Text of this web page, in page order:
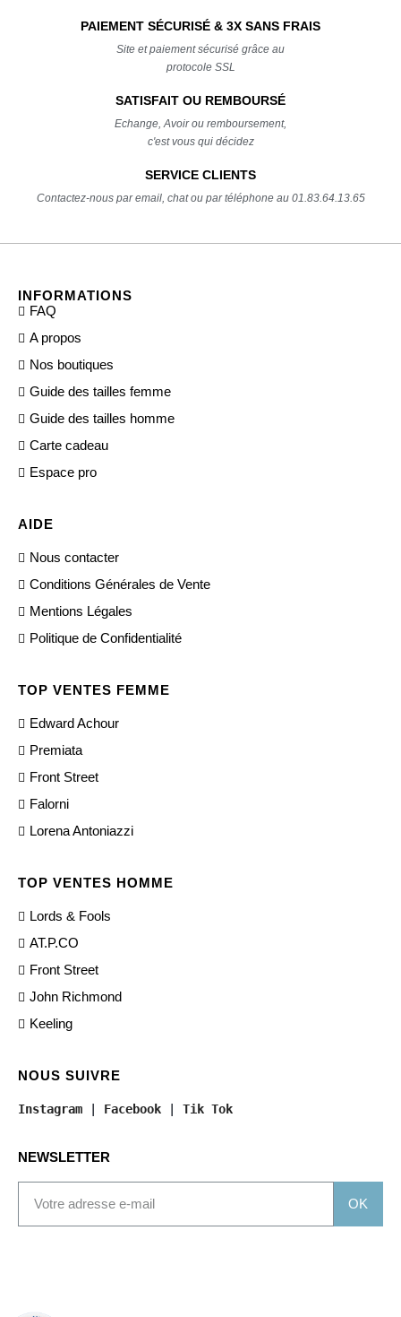
PAIEMENT SÉCURISÉ & 3X SANS FRAIS
Site et paiement sécurisé grâce au
protocole SSL
SATISFAIT OU REMBOURSÉ
Echange, Avoir ou remboursement,
c'est vous qui décidez
SERVICE CLIENTS
Contactez-nous par email, chat ou par téléphone au 01.83.64.13.65
INFORMATIONS
FAQ
A propos
Nos boutiques
Guide des tailles femme
Guide des tailles homme
Carte cadeau
Espace pro
AIDE
Nous contacter
Conditions Générales de Vente
Mentions Légales
Politique de Confidentialité
TOP VENTES FEMME
Edward Achour
Premiata
Front Street
Falorni
Lorena Antoniazzi
TOP VENTES HOMME
Lords & Fools
AT.P.CO
Front Street
John Richmond
Keeling
NOUS SUIVRE
Instagram Facebook Tik Tok
NEWSLETTER
OK